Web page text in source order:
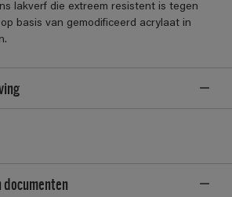
lakverf die extreem resistent is tegen
basis van gemodificeerd acrylaat in
documenten